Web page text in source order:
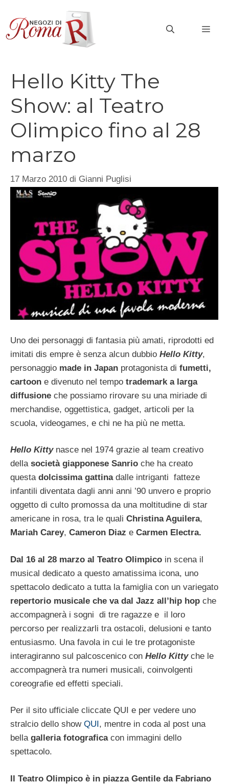
contenuto
Hello Kitty The
Show: al Teatro
Olimpico fino al 28
marzo
17 Marzo 2010 di Gianni Puglisi
Uno dei personaggi di fantasia più amati, riprodotti ed
imitati dis empre è senza alcun dubbio Hello Kitty,
personaggio made in Japan protagonista di fumetti,
cartoon e divenuto nel tempo trademark a larga
diffusione che possiamo rirovare su una miriade di
merchandise, oggettistica, gadget, articoli per la
scuola, videogames, e chi ne ha più ne metta.
Hello Kittynasce nel 1974 grazie al team creativo
dellasocietà giapponese Sanrio che ha creato
questadolcissima gattinadalle intriganti fatteze
infantili diventata dagli anni anni ’90 unvero e proprio
oggetto di culto promossa da una moltitudine di star
americane in rosa, tra le quali Christina Aguilera,
Mariah Carey, Cameron Diaz e Carmen Electra.
Dal 16 al 28 marzo al Teatro Olimpico in scena il
musical dedicato a questo amatissima icona, uno
spettacolo dedicato a tutta la famiglia con un variegato
repertorio musicale che va dal Jazz all’hip hop che
accompagnerà i sogni di tre ragazze e il loro
percorso per realizzarli tra ostacoli, delusioni e tanto
entusiasmo. Una favola in cui le tre protagoniste
interagiranno sul palcoscenico con Hello Kittyche le
accompagnerà tra numeri musicali, coinvolgenti
coreografie ed effetti speciali.
Per il sito ufficiale cliccate QUI e per vedere uno
stralcio dello show QUI, mentre in coda al post una
bella galleria fotografica con immagini dello
spettacolo.
Il Teatro Olimpico è in piazza Gentile da Fabriano